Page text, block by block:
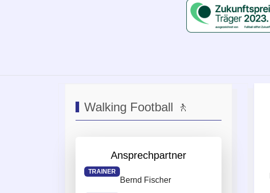
Walking Football 🚶
Ansprechpartner
TRAINER
Bernd Fischer